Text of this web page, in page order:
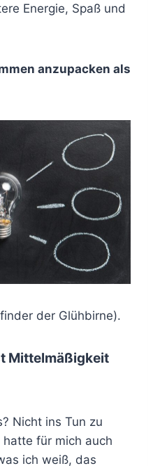
Energie, Spaß und
anzupacken als
der Glühbirne).
Mittelmäßigkeit
Nicht ins Tun zu
für mich auch
ich weiß, das